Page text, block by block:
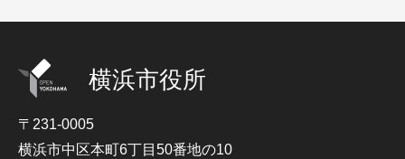
横浜市役所
〒231-0005
横浜市中区本町6丁目50番地の10